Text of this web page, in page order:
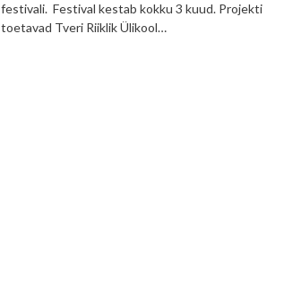
festivali. Festival kestab kokku 3 kuud. Projekti
toetavad Tveri Riiklik Ülikool…